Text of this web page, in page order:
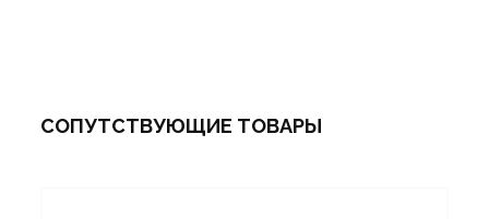
СОПУТСТВУЮЩИЕ ТОВАРЫ